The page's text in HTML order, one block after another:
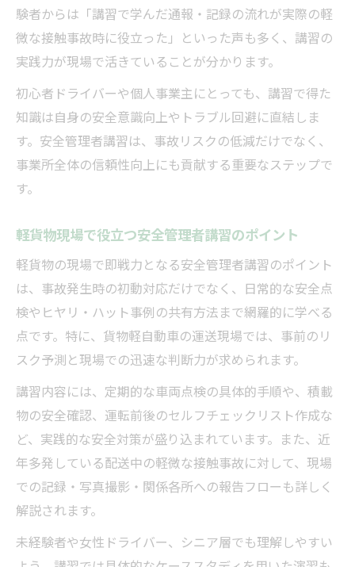
験者からは「講習で学んだ通報・記録の流れが実際の軽
微な接触事故時に役立った」といった声も多く、講習の
実践力が現場で活きていることが分かります。
初心者ドライバーや個人事業主にとっても、講習で得た
知識は自身の安全意識向上やトラブル回避に直結しま
す。安全管理者講習は、事故リスクの低減だけでなく、
事業所全体の信頼性向上にも貢献する重要なステップで
す。
軽貨物現場で役立つ安全管理者講習のポイント
軽貨物の現場で即戦力となる安全管理者講習のポイント
は、事故発生時の初動対応だけでなく、日常的な安全点
検やヒヤリ・ハット事例の共有方法まで網羅的に学べる
点です。特に、貨物軽自動車の運送現場では、事前のリ
スク予測と現場での迅速な判断力が求められます。
講習内容には、定期的な車両点検の具体的手順や、積載
物の安全確認、運転前後のセルフチェックリスト作成な
ど、実践的な安全対策が盛り込まれています。また、近
年多発している配送中の軽微な接触事故に対して、現場
での記録・写真撮影・関係各所への報告フローも詳しく
解説されます。
未経験者や女性ドライバー、シニア層でも理解しやすい